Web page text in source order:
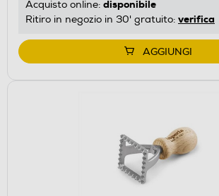
Acquisto online: disponibile
Ritiro in negozio in 30' gratuito: verifica
AGGIUNGI